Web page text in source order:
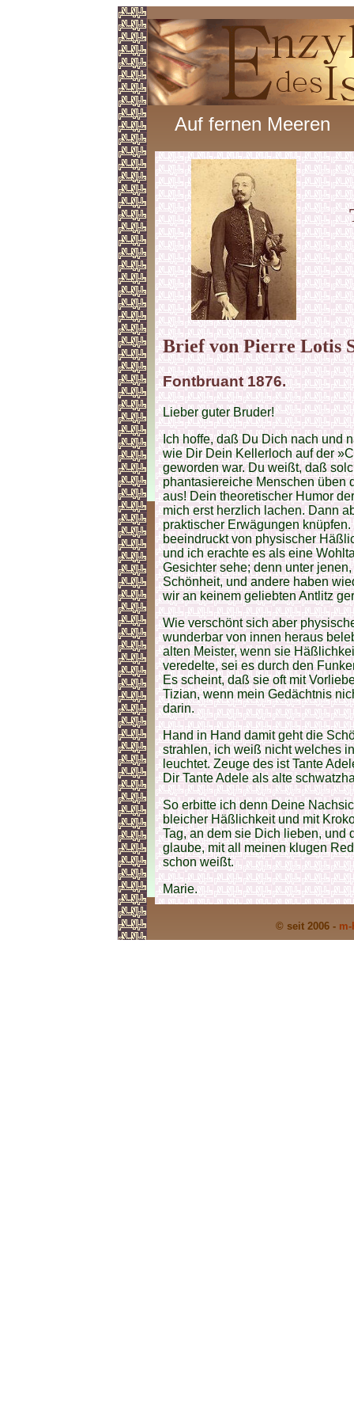
Auf fernen Meeren
Brief von Pierre Lotis
Fontbruant 1876.
Lieber guter Bruder!
Ich hoffe, daß Du Dich nach und
wie Dir Dein Kellerloch auf der
geworden war. Du weißt, daß
phantasiereiche Menschen üben
aus! Dein theoretischer Humor
mich erst herzlich lachen. Dann
praktischer Erwägungen
beeindruckt von physischer
und ich erachte es als eine
Gesichter sehe; denn unter
Schönheit, und andere haben
wir an keinem geliebten Antlitz
Wie verschönt sich aber
wunderbar von innen heraus
alten Meister, wenn sie
veredelte, sei es durch den
Es scheint, daß sie oft mit
Tizian, wenn mein Gedächtnis
darin.
Hand in Hand damit geht die
strahlen, ich weiß nicht welches
leuchtet. Zeuge des ist Tante
Dir Tante Adele als alte
So erbitte ich denn Deine
bleicher Häßlichkeit und mit
Tag, an dem sie Dich lieben, und
glaube, mit all meinen klugen
schon weißt.
Marie.
© seit 2006 -